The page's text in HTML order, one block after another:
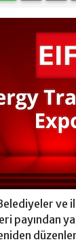
ve
payından